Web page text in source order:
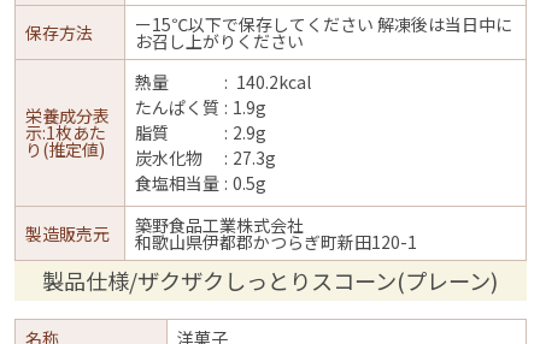
保存方法 ー15℃以下で保存してください 解凍後は当日中に
お召し上がりください
栄養成分表
示:1枚あた
り(推定値)
熱量
140.2kcal
たんぱく質
1.9g
脂質
2.9g
炭水化物
27.3g
食塩相当量 0.5g
製造販売元 築野食品工業株式会社
和歌山県伊都郡かつらぎ町新田120-1
製品仕様/ザクザクしっとりスコーン(プレーン)
名称
洋菓子